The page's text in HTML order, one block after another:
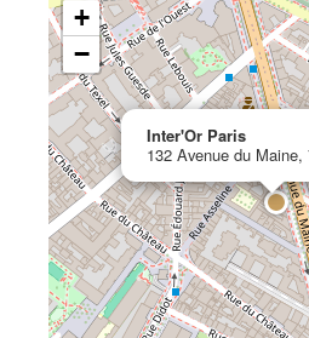
Inter'Or Paris
132 Avenue du Maine,
+
−